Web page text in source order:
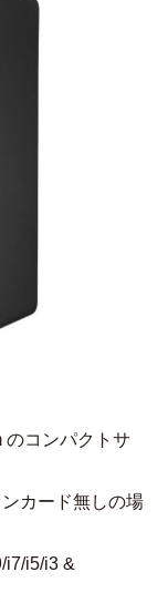
のコンパクトサ
カード無しの場
i7/i5/i3 &